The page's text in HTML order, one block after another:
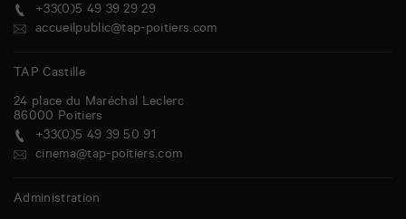
+33(0)5 49 39 29 29
accueilpublic@tap-poitiers.com
TAP Castille
24 place du Maréchal Leclerc
86000 Poitiers
+33(0)5 49 39 50 91
cinema@tap-poitiers.com
Administration